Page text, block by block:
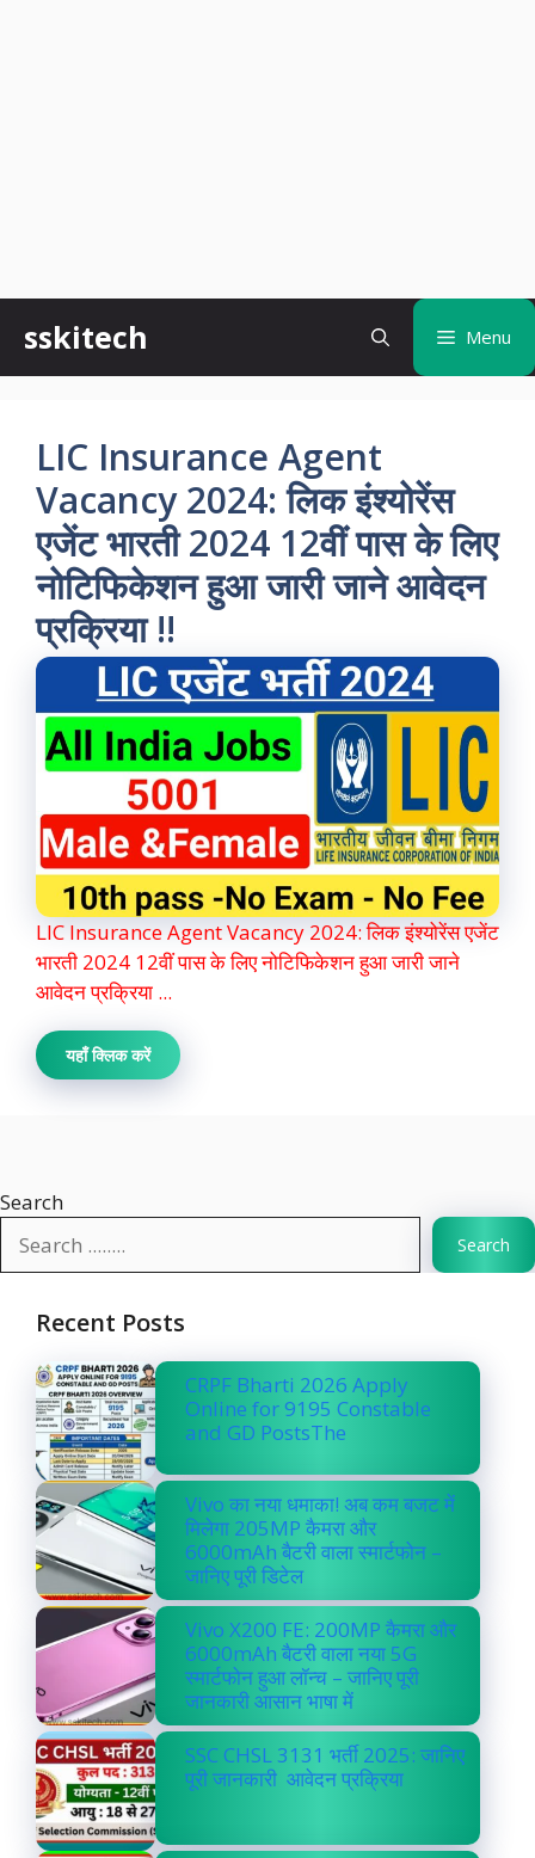
content
sskitech Menu
LIC Insurance Agent
Vacancy 2024: लिक इंश्योरेंस
एजेंट भारती 2024 12वीं पास के लिए
नोटिफिकेशन हुआ जारी जाने आवेदन
प्रक्रिया !!
LIC Insurance Agent Vacancy 2024: लिक इंश्योरेंस एजेंट
भारती 2024 12वीं पास के लिए नोटिफिकेशन हुआ जारी जाने
आवेदन प्रक्रिया ...
यहाँ क्लिक करें
Search
Search
Recent Posts
CRPF Bharti 2026 Apply
Online for 9195 Constable
and GD PostsThe
Vivo का नया धमाका! अब कम बजट में
मिलेगा 205MP कैमरा और
6000mAh बैटरी वाला स्मार्टफोन –
जानिए पूरी डिटेल
Vivo X200 FE: 200MP कैमरा और
6000mAh बैटरी वाला नया 5G
स्मार्टफोन हुआ लॉन्च – जानिए पूरी
जानकारी आसान भाषा में
SSC CHSL 3131 भर्ती 2025: जानिए
पूरी जानकारी आवेदन प्रक्रिया